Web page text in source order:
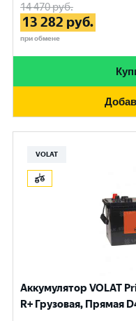
14 470руб.
13 282 руб.
при обмене
VOLAT
Аккумулятор VOLAT
R+ Грузовая, Прямая